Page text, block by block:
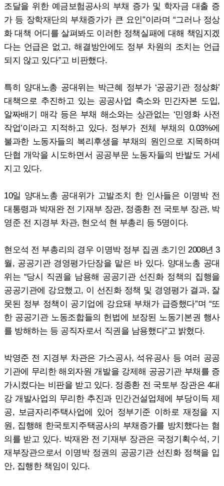
조달을 위한 예금보험공사의 부채 증가 및 학자금 대출 증
가 등 장학재단의 부채증가가 큰 요인”이라며 “그러나 정상
화 대책 어디를 살펴봐도 이러한 정책실패에 대해 책임지겠
다는 언급은 없고, 해결방안에도 정부 차원의 조치는 언급
되지 않고 있다”고 비판했다.
특히 양대노총 공대위는 박근혜 정부가 ‘공공기관 정상화’
대책으로 추진하고 있는 공공사업 축소와 민간자본 도입,
알짜배기 매각 등은 부채 해소와는 상관없는 ‘민영화 사전
작업’이라고 지적하고 있다. 정부가 전체 부채의 0.03%에
불과한 노동자들의 복리후생을 부채의 원인으로 지목하며
단협 개악을 시도하면서 공공부문 노동자들의 반발도 거세
지고 있다.
10일 양대노총 공대위가 고발조치 한 인사들은 이명박 전
대통령과 박재완 전 기재부 장관, 정종환 전 국토부 장관, 박
영준 전 지경부 차관, 현오석 현 부총리 등 5명이다.
현오석 전 부총리의 경우 이명박 정부 집권 초기인 2008년 3
월, 공공기관 경영평가단장을 맡은 바 있다. 양대노총 공대
위는 “당시 직권을 남용해 공공기관 선진화 정책의 집행을
공공기관에 강요했고, 이 선진화 정책 및 경영평가 결과, 잘
못된 정부 정책이 공기업에 강요돼 부채가 급증했다”며 “또
한 공공기관 노동조합들의 헌법에 보장된 노동기본권 행사
를 방해하는 등 공직자로서 직권을 남용했다”고 밝혔다.
박영준 전 지경부 차관은 가스공사, 석유공사 등 여러 공공
기관에 무리한 해외자원 개발을 강제해 공공기관 부채를 증
가시켰다는 비판을 받고 있다. 정종환 전 국토부 장관은 4대
강 개발사업의 무리한 추진과 민간건설업체에 부당이득 제
공, 보금자리주택사업에 있어 정부기준 이하로 재정을 지
원, 집행해 한국토지주택공사의 부채증가를 방치했다는 혐
의를 받고 있다. 박재완 전 기재부 장관은 국정기획수석, 기
재부장관으로서 이명박 정권의 공공기관 선진화 정책을 입
안, 집행한 책임이 있다.